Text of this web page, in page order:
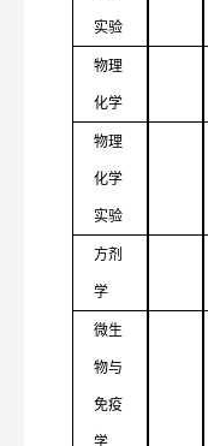
实验
物理
化学
物理
化学
实验
方剂
学
微生
物与
免疫
学